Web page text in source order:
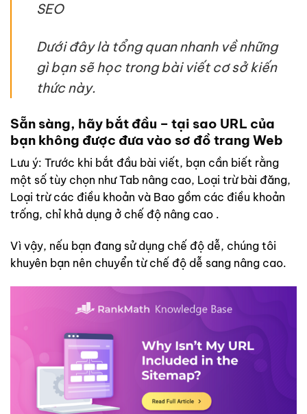
SEO
Dưới đây là tổng quan nhanh về những
gì bạn sẽ học trong bài viết cơ sở kiến
thức này.
Sẵn sàng, hãy bắt đầu – tại sao URL của
bạn không được đưa vào sơ đồ trang Web
Lưu ý: Trước khi bắt đầu bài viết, bạn cần biết rằng
một số tùy chọn như Tab nâng cao, Loại trừ bài đăng,
Loại trừ các điều khoản và Bao gồm các điều khoản
trống, chỉ khả dụng ở chế độ nâng cao .
Vì vậy, nếu bạn đang sử dụng chế độ dễ, chúng tôi
khuyên bạn nên chuyển từ chế độ dễ sang nâng cao.